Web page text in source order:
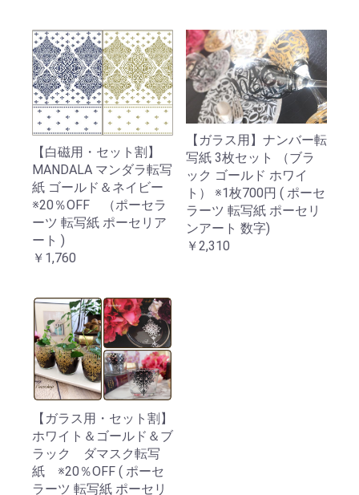
【白磁用・セット割】
MANDALA マンダラ転写
紙 ゴールド＆ネイビー
※20％OFF （ポーセラ
ーツ 転写紙 ポーセリア
ート )
￥1,760
【ガラス用】ナンバー転
写紙 3枚セット （ブラ
ック ゴールド ホワイ
ト） ※1枚700円 ( ポーセ
ラーツ 転写紙 ポーセリ
ンアート 数字)
￥2,310
【ガラス用・セット割】
ホワイト＆ゴールド＆ブ
ラック ダマスク転写
紙 ※20％OFF ( ポーセ
ラーツ 転写紙 ポーセリ